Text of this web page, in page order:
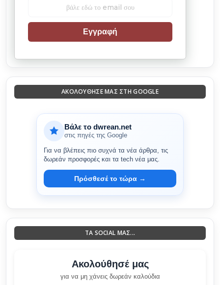
Εγγραφή
ΑΚΟΛΟΎΘΗΣΈ ΜΑΣ ΣΤΗ GOOGLE
Βάλε το dwrean.net
στις πηγές της Google
Για να βλέπεις πιο συχνά τα νέα άρθρα, τις
δωρεάν προσφορές και τα tech νέα μας.
Πρόσθεσέ το τώρα →
ΤΑ SOCIAL ΜΑΣ...
Ακολούθησέ μας
για να μη χάνεις δωρεάν καλούδια